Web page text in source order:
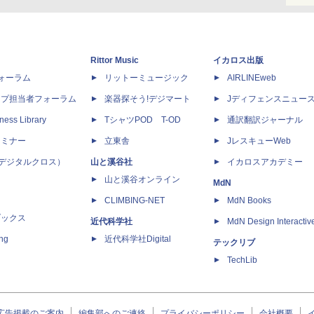
ーラム
担当者フォーラム
Library
ナー
ジタルクロス）
クス
Rittor Music
リットーミュージック
楽器探そう!デジマート
TシャツPOD T-OD
立東舎
山と溪谷社
山と溪谷オンライン
CLIMBING-NET
近代科学社
近代科学社Digital
イカロス出版
AIRLINEweb
Jディフェンスニュー
通訳翻訳ジャーナル
JレスキューWeb
イカロスアカデミー
MdN
MdN Books
MdN Design
テックリブ
TechLib